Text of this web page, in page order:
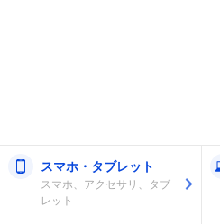
スマホ・タブレット
スマホ、アクセサリ、タブ
レット